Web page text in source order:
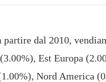
partire dal 2010,
Est Europa
Nord America